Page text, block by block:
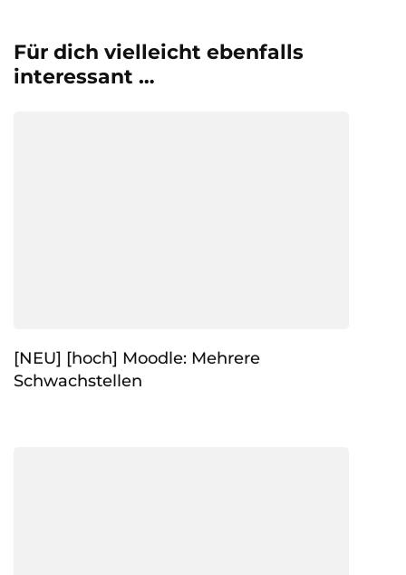
Für dich vielleicht ebenfalls
interessant …
[NEU] [hoch] Moodle: Mehrere
Schwachstellen